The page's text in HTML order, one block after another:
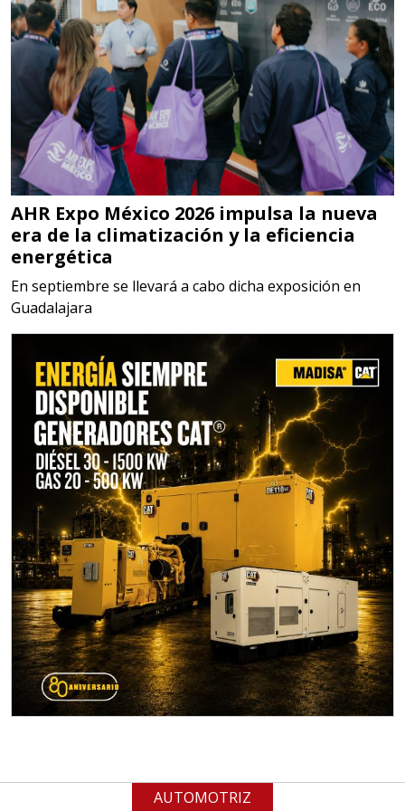
Aplicar al Requerimiento
Empresa en Jalisco
Requiere:
MATERIALES PARA SELLOS DE
SISTEMAS DE ESCAPE
Especificaciones:
Requisitos: Garantizar composición
química y origen adecuados
(especialmente para grafito) y
contar con sistemas de calidad y
Aplicar al Requerimiento
Empresa en Jalisco
Requiere:
MATERIALES PARA SELLOS DE
BATERÍAS DE LITIO
Especificaciones:
Para vehículos eléctricos.
Requisitos: Garantizar composición
química y origen adecuados
(especialmente para grafito) y
contar con sistemas de calidad y
gestión ambiental.
AHR Expo México 2026 impulsa la nueva
era de la climatización y la eficiencia
energética
En septiembre se llevará a cabo dicha exposición en
Guadalajara
AUTOMOTRIZ